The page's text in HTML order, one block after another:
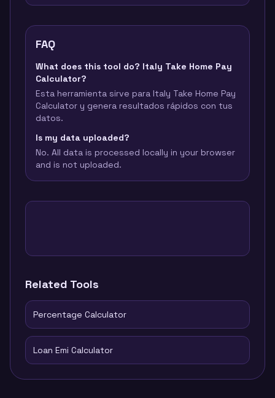
FAQ
What does this tool do? Italy Take Home Pay
Calculator?
Esta herramienta sirve para Italy Take Home Pay
Calculator y genera resultados rápidos con tus
datos.
Is my data uploaded?
No. All data is processed locally in your browser
and is not uploaded.
Related Tools
Percentage Calculator
Loan Emi Calculator